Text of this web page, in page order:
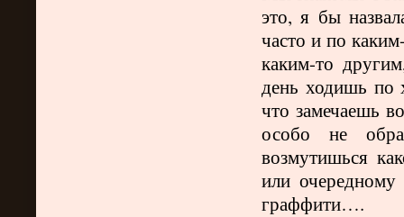
это, я бы
часто и по
каким-то
день ходишь по
что замечаешь
особо не
возмутишься
или
граффити….